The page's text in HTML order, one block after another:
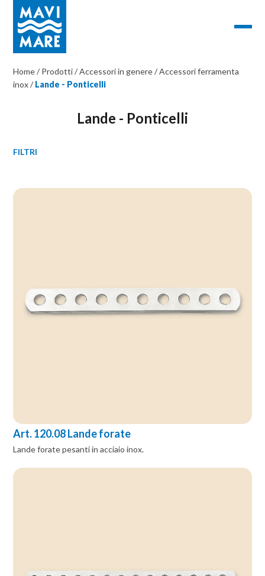
Home/ Prodotti/Accessori in genere/Accessori ferramenta
inox/ Lande - Ponticelli
Lande - Ponticelli
FILTRI
Art. 120.08 Lande forate
Lande forate pesanti in acciaio inox.